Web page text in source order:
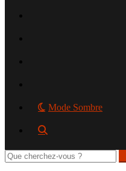
Mode Sombre
Rechercher
sur